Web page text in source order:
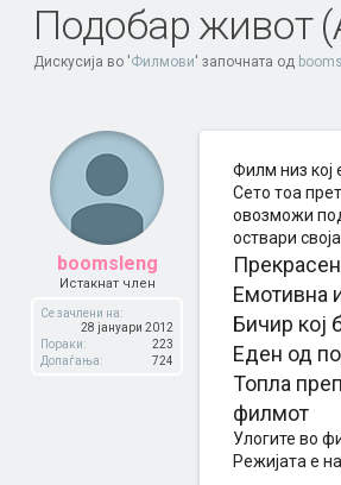
Подобар живот
Дискусија во 'Филмови' започната од
boomsleng
Истакнат член
Се зачлени на:
28 јануари 2012
Пораки:
223
Допаѓања:
724
Филм низ кој
Сето тоа
овозможи
оствари
Емотивна
Бичир кој
Еден од
Топла
филмот
Улогите во
Режијата е